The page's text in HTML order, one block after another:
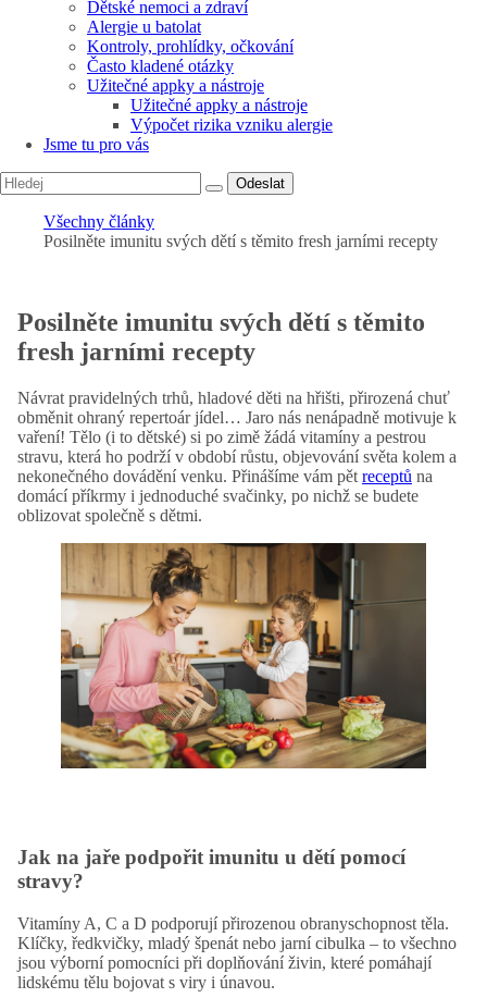
Dětské nemoci a zdraví
Alergie u batolat
Kontroly, prohlídky, očkování
Často kladené otázky
Užitečné appky a nástroje
Užitečné appky a nástroje
Výpočet rizika vzniku alergie
Jsme tu pro vás
Odeslat
Všechny články
Posilněte imunitu svých dětí s těmito fresh jarními recepty
Posilněte imunitu svých dětí s těmito
fresh jarními recepty
Návrat pravidelných trhů, hladové děti na hřišti, přirozená chuť
obměnit ohraný repertoár jídel… Jaro nás nenápadně motivuje k
vaření! Tělo (i to dětské) si po zimě žádá vitamíny a pestrou
stravu, která ho podrží v období růstu, objevování světa kolem a
nekonečného dovádění venku. Přinášíme vám pět receptů na
domácí příkrmy i jednoduché svačinky, po nichž se budete
oblizovat společně s dětmi.
Jak na jaře podpořit imunitu u dětí pomocí
stravy?
Vitamíny A, C a D podporují přirozenou obranyschopnost těla.
Klíčky, ředkvičky, mladý špenát nebo jarní cibulka – to všechno
jsou výborní pomocníci při doplňování živin, které pomáhají
lidskému tělu bojovat s viry i únavou.